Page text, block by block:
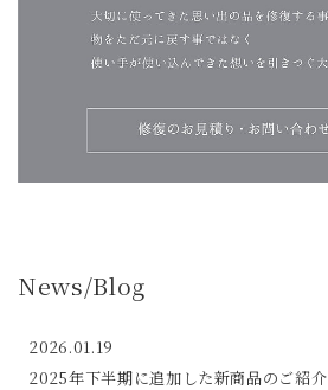
News/Blog
2026.01.19
2025年下半期に追加した新商品のご紹介